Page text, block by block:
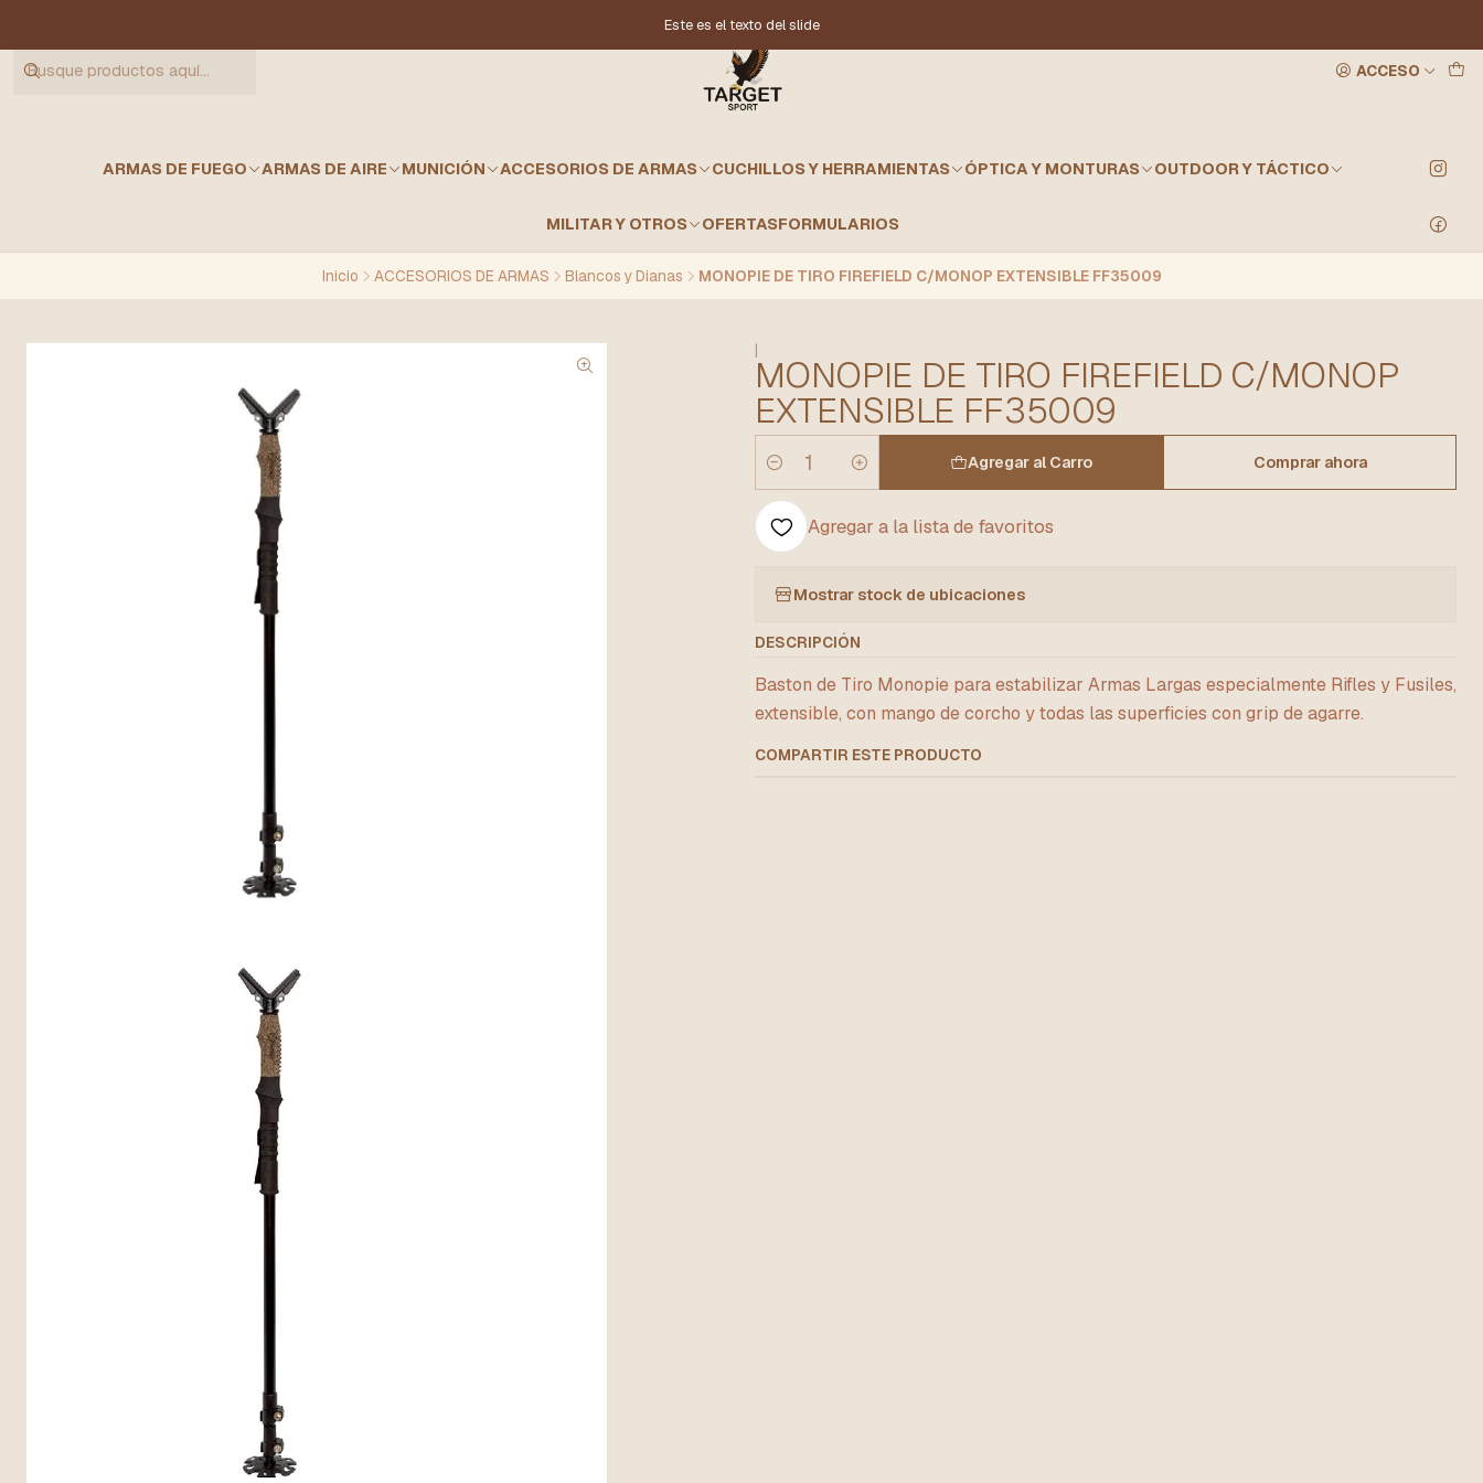
ACCESO
ARMAS DE FUEGO ARMAS DE AIRE MUNICIÓN ACCESORIOS DE ARMAS CUCHILLOS Y HERRAMIENTAS ÓPTICA Y MONTURAS OUTDOOR Y TÁCTICO
MILITAR Y OTROS OFERTASFORMULARIOS
Este es el texto del slide
Inicio ACCESORIOS DE ARMAS Blancos y Dianas MONOPIE DE TIRO FIREFIELD C/MONOP EXTENSIBLE FF35009
|
MONOPIE DE TIRO FIREFIELD C/MONOP
EXTENSIBLE FF35009
Cantidad
Agregar al Carro Comprar ahora
Agregar a la lista de favoritos
Mostrar stock de ubicaciones
DESCRIPCIÓN
Baston de Tiro Monopie para estabilizar Armas Largas especialmente Rifles y Fusiles,
extensible, con mango de corcho y todas las superficies con grip de agarre.
COMPARTIR ESTE PRODUCTO